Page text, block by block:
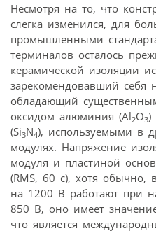
Несмотря на то, что
слегка изменился, для
промышленными
терминалов осталось
керамической изоляции
зарекомендовавший себя
обладающий
оксидом алюминия (Al2O3)
(Si3N4), используемыми в
модулях. Напряжение
модуля и пластиной
(RMS, 60 с), хотя обычно,
на 1200 В работают при
850 В, оно имеет
что является